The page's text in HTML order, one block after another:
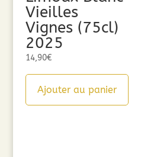
Vieilles
Vignes (75cl)
2025
14,90€
Ajouter au panier